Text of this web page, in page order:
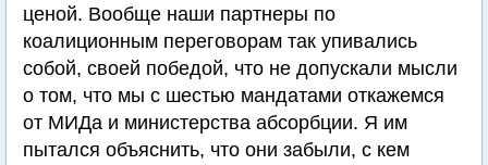
ценой. Вообще наши партнеры по
коалиционным переговорам так упивались
собой, своей победой, что не допускали мысли
о том, что мы с шестью мандатами откажемся
от МИДа и министерства абсорбции. Я им
пытался объяснить, что они забыли, с кем